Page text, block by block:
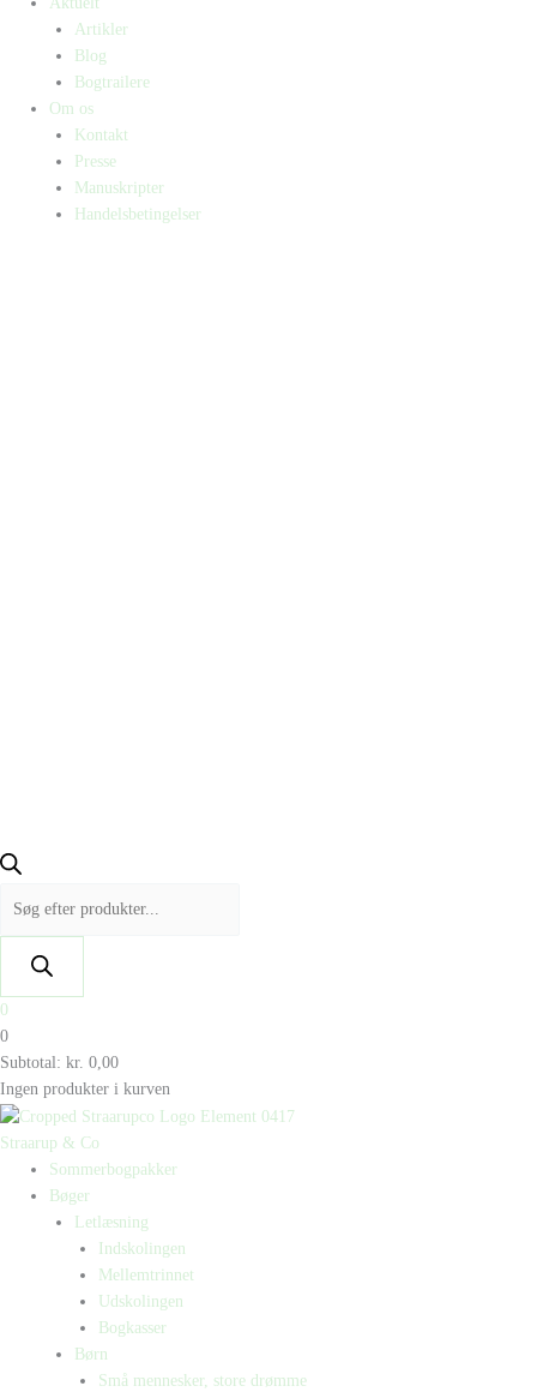
Artikler
Blog
Bogtrailere
Om os
Kontakt
Presse
Manuskripter
Handelsbetingelser
0
0
Subtotal: kr. 0,00
Ingen produkter i kurven
Straarup & Co
Sommerbogpakker
Bøger
Letlæsning
Indskolingen
Mellemtrinnet
Udskolingen
Bogkasser
Børn
Små mennesker, store drømme